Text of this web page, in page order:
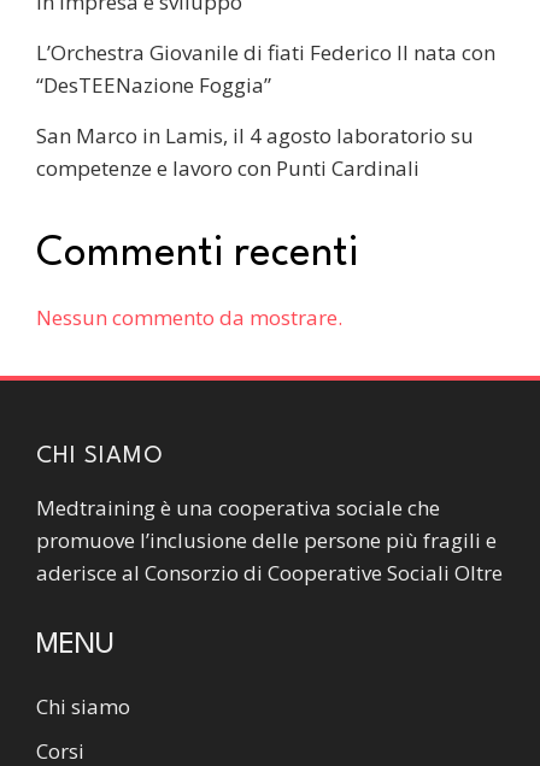
L’Orchestra Giovanile di fiati Federico II nata con
“DesTEENazione Foggia”
San Marco in Lamis, il 4 agosto laboratorio su
competenze e lavoro con Punti Cardinali
Commenti recenti
Nessun commento da mostrare.
CHI SIAMO
Medtraining è una cooperativa sociale che
promuove l’inclusione delle persone più fragili e
aderisce al Consorzio di Cooperative Sociali Oltre
MENU
Chi siamo
Corsi